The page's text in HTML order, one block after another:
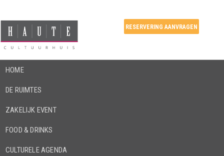
RESERVERING AANVRAGEN
HOME
DE RUIMTES
ZAKELIJK EVENT
FOOD & DRINKS
CULTURELE AGENDA